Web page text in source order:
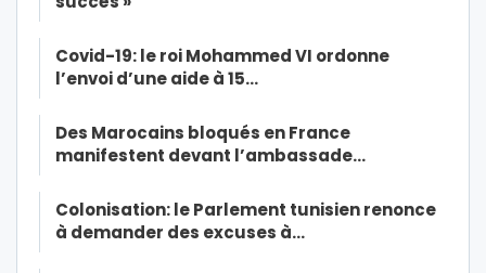
Covid-19: le roi Mohammed VI ordonne
l’envoi d’une aide à 15…
Des Marocains bloqués en France
manifestent devant l’ambassade…
Colonisation: le Parlement tunisien renonce
à demander des excuses à…